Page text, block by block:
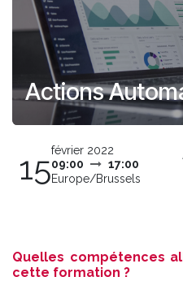
Actions
15février 2022
09:00
17:00
Europe/Brussels
Quelles compétences
cette formation ?